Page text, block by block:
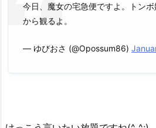
今日、魔女の宅急便ですよ。トン
から観るよ。
— ゆびおさ (@Opossum86)